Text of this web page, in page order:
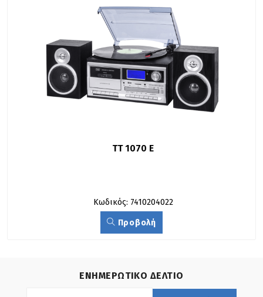
TT 1070 E
Κωδικός: 7410204022
Προβολή
ΕΝΗΜΕΡΩΤΙΚΟ ΔΕΛΤΙΟ